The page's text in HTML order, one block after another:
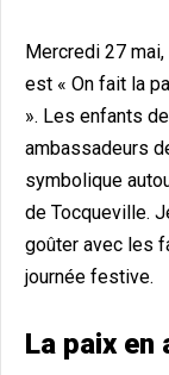
Mercredi 27 mai,
est « On fait la
». Les enfants
ambassadeurs
symbolique
de Tocqueville.
goûter avec les
journée festive.
La paix en